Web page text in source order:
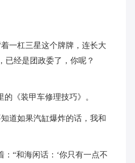
一杠三星这个牌牌，连长大
已经是团政委了，你呢？
《装甲车修理技巧》。
道如果汽缸爆炸的话，我和
“和海闲话：‘你只有一点不